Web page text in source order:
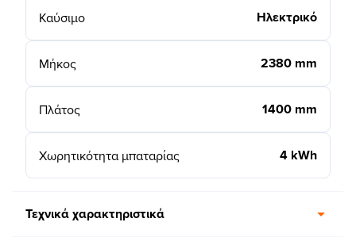
Καύσιμο Ηλεκτρικό
Μήκος 2380 mm
Πλάτος 1400 mm
Χωρητικότητα μπαταρίας 4 kWh
Τεχνικά χαρακτηριστικά